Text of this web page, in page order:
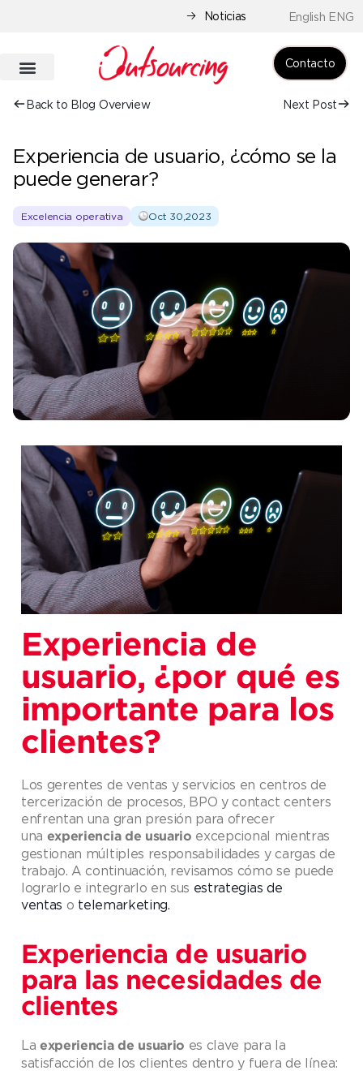
Noticias English ENG
Contacto
Back to Blog Overview Next Post
Experiencia de usuario, ¿cómo se la
puede generar?
Excelencia operativa Oct 30,2023
Experiencia de
usuario, ¿por qué es
importante para los
clientes?
Los gerentes de ventas y servicios en centros de
tercerización de procesos, BPO y contact centers
enfrentan una gran presión para ofrecer
una experiencia de usuario excepcional mientras
gestionan múltiples responsabilidades y cargas de
trabajo. A continuación, revisamos cómo se puede
lograrlo e integrarlo en sus estrategias de
ventas o telemarketing.
Experiencia de usuario
para las necesidades de
clientes
Laexperiencia de usuario es clave para la
satisfacción de los clientes dentro y fuera de línea: